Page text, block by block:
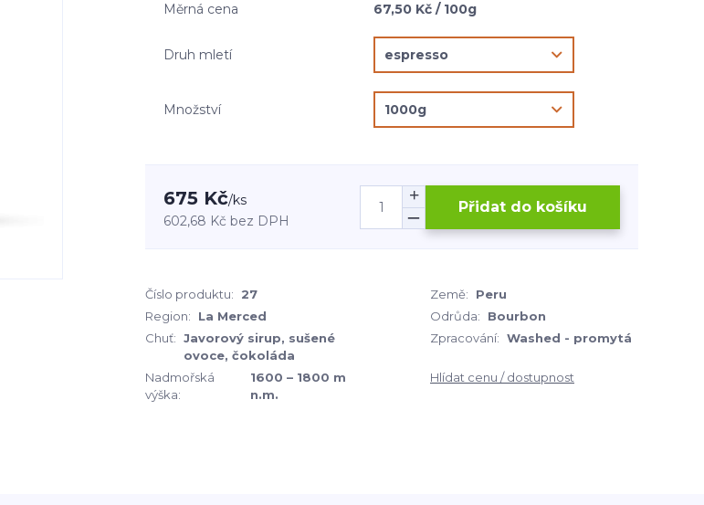
Měrná cena
67,50 Kč / 100g
Druh mletí
Množství
675 Kč/ks
602,68 Kč bez DPH
Přidat do košíku
Číslo produktu: 27 Země:
Peru
Region:
La Merced Odrůda:
Bourbon
Chuť: Javorový sirup, sušené
ovoce, čokoláda
Zpracování: Washed - promytá
Nadmořská
výška:
1600 – 1800 m
n.m.
Hlídat cenu / dostupnost